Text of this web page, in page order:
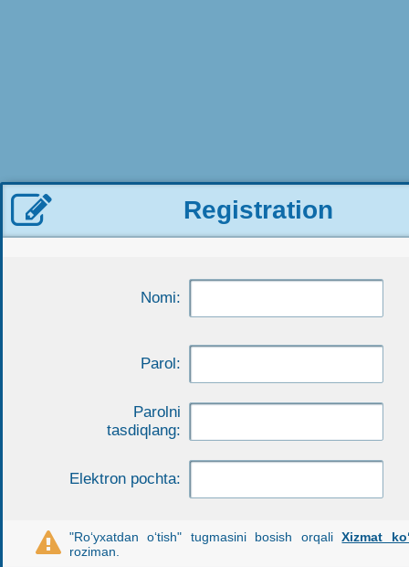
 Registration
Nomi:
Parol:
Parolni
tasdiqlang:
Elektron pochta:
 "Ro‘yxatdan o‘tish" tugmasini bosish orqaliXizmat
roziman.